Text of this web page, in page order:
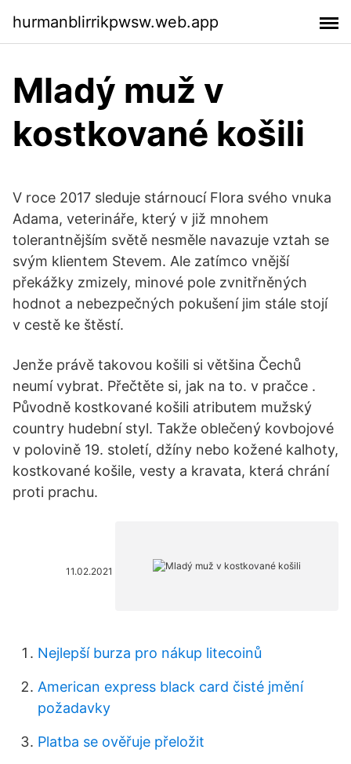
hurmanblirrikpwsw.web.app
Mladý muž v
kostkované košili
V roce 2017 sleduje stárnoucí Flora svého vnuka
Adama, veterináře, který v již mnohem
tolerantnějším světě nesměle navazuje vztah se
svým klientem Stevem. Ale zatímco vnější
překážky zmizely, minové pole zvnitřněných
hodnot a nebezpečných pokušení jim stále stojí
v cestě ke štěstí.
Jenže právě takovou košili si většina Čechů
neumí vybrat. Přečtěte si, jak na to. v pračce .
Původně kostkované košili atributem mužský
country hudební styl. Takže oblečený kovbojové
v polovině 19. století, džíny nebo kožené kalhoty,
kostkované košile, vesty a kravata, která chrání
proti prachu.
11.02.2021
Nejlepší burza pro nákup litecoinů
American express black card čisté jmění
požadavky
Platba se ověřuje přeložit